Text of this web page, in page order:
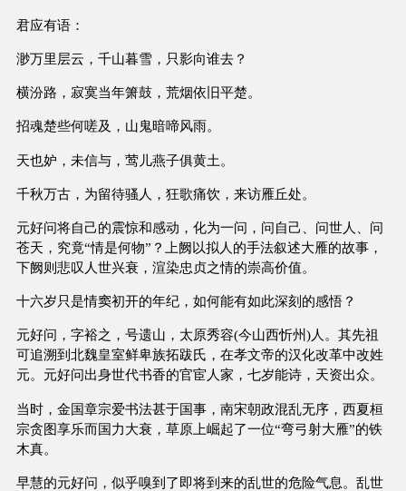
君应有语：
渺万里层云，千山暮雪，只影向谁去？
横汾路，寂寞当年箫鼓，荒烟依旧平楚。
招魂楚些何嗟及，山鬼暗啼风雨。
天也妒，未信与，莺儿燕子俱黄土。
千秋万古，为留待骚人，狂歌痛饮，来访雁丘处。
元好问将自己的震惊和感动，化为一问，问自己、问世人、问
苍天，究竟“情是何物”？上阙以拟人的手法叙述大雁的故事，
下阙则悲叹人世兴衰，渲染忠贞之情的崇高价值。
十六岁只是情窦初开的年纪，如何能有如此深刻的感悟？
元好问，字裕之，号遗山，太原秀容(今山西忻州)人。其先祖
可追溯到北魏皇室鲜卑族拓跋氏，在孝文帝的汉化改革中改姓
元。元好问出身世代书香的官宦人家，七岁能诗，天资出众。
当时，金国章宗爱书法甚于国事，南宋朝政混乱无序，西夏桓
宗贪图享乐而国力大衰，草原上崛起了一位“弯弓射大雁”的铁
木真。
早慧的元好问，似乎嗅到了即将到来的乱世的危险气息。乱世